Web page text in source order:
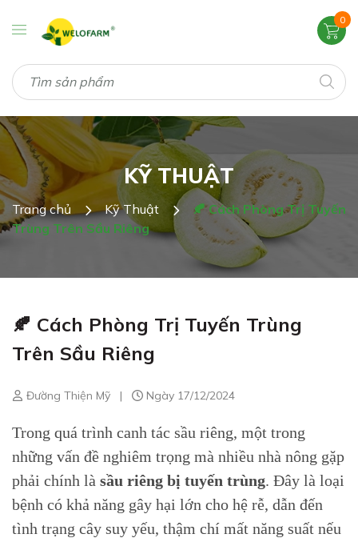
0
KỸ THUẬT
Trang chủ Kỹ Thuật
🍂 Cách Phòng Trị Tuyến
Trùng Trên Sầu Riêng
🍂 Cách Phòng Trị Tuyến Trùng
Trên Sầu Riêng
Đường Thiện Mỹ | Ngày 17/12/2024
Trong quá trình canh tác sầu riêng, một trong
những vấn đề nghiêm trọng mà nhiều nhà nông gặp
phải chính là sầu riêng bị tuyến trùng. Đây là loại
bệnh có khả năng gây hại lớn cho hệ rễ, dẫn đến
tình trạng cây suy yếu, thậm chí mất năng suất nếu